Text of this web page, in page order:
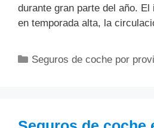
durante gran parte del año.
en temporada alta, la
Categorías
Seguros de coche por